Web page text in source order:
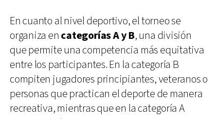
En cuanto al nivel deportivo, el torneo se
organiza en categorías A y B, una división
que permite una competencia más equitativa
entre los participantes. En la categoría B
compiten jugadores principiantes, veteranos o
personas que practican el deporte de manera
recreativa, mientras que en la categoría A